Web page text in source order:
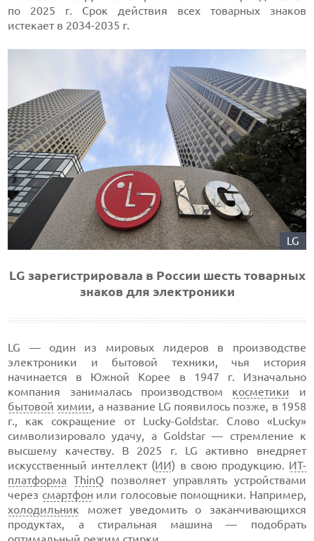
по 2025 г. Срок действия всех товарных знаков
истекает в 2034-2035 г.
LG
LG зарегистрировала в России шесть товарных
знаков для электроники
LG — один из мировых лидеров в производстве
электроники и бытовой техники, чья история
начинается в Южной Корее в 1947 г. Изначально
компания занималась производством косметики и
бытовой химии, а название LG появилось позже, в 1958
г., как сокращение от Lucky-Goldstar. Слово «Lucky»
символизировало удачу, а Goldstar — стремление к
высшему качеству. В 2025 г. LG активно внедряет
искусственный интеллект (ИИ) в свою продукцию. ИТ-
платформа ThinQ позволяет управлять устройствами
через смартфон или голосовые помощники. Например,
холодильник может уведомить о заканчивающихся
продуктах, а стиральная машина — подобрать